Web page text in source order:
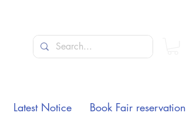
Latest Notice Book Fair reservation